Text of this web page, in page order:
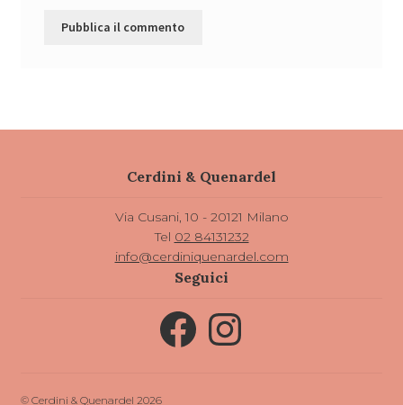
Cerdini & Quenardel
Via Cusani, 10 - 20121 Milano
Tel 02 84131232
info@cerdiniquenardel.com
Seguici
FacebookInstagram
© Cerdini & Quenardel 2026